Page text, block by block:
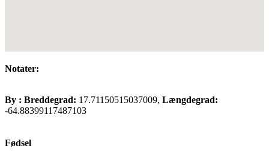
Notater:
By : Breddegrad: 17.71150515037009, Længdegrad:
-64.88399117487103
Fødsel